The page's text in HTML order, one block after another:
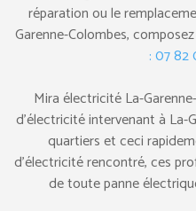
réparation ou le
Garenne-Colombes,
: 07 82
Mira électricité La-
d’électricité intervenant à La-
quartiers et ceci
d’électricité rencontré, ces
de toute panne